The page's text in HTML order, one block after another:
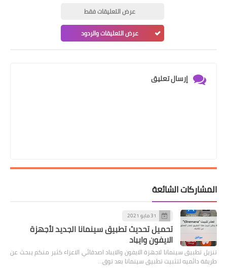
عرض التعليقات فقط
عرض التعليقات والردود
إرسال تعليق
المشاركات الشائعة
31 مايو 2021
تحميل تحديث تطبيق سينمانا الجديد لأجهزة
الايفون وايباد
تنزيل تطبيق سينمانا لاجهزة الايفون والايباد اصدقائي الاعزاء كثير منكم يبحث عن
طريقة دائميه لتثبيت تطبيق سينمانا بعد توق…